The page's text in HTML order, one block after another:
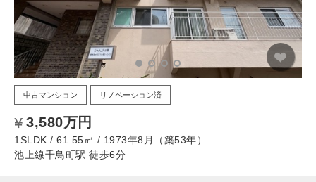
中古マンション リノベーション済
3,580万円
1SLDK / 61.55㎡ / 1973年8月（築53年）
池上線千鳥町駅 徒歩6分